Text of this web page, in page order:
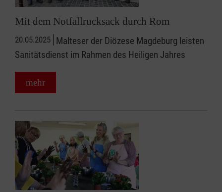
Mit dem Notfallrucksack durch Rom
20.05.2025 Malteser der Diözese Magdeburg leisten
Sanitätsdienst im Rahmen des Heiligen Jahres
mehr